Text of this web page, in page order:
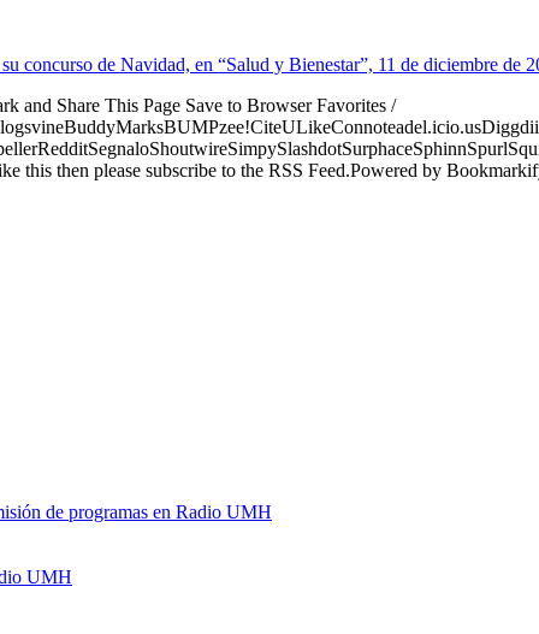
concurso de Navidad, en “Salud y Bienestar”, 11 de diciembre de
and Share This Page Save to Browser Favorites /
then please subscribe to the RSS Feed.Powered by
de programas en Radio UMH
UMH